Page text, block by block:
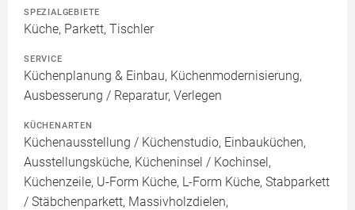
SPEZIALGEBIETE
Küche, Parkett, Tischler
SERVICE
Küchenplanung & Einbau, Küchenmodernisierung,
Ausbesserung / Reparatur, Verlegen
KÜCHENARTEN
Küchenausstellung / Küchenstudio, Einbauküchen,
Ausstellungsküche, Kücheninsel / Kochinsel,
Küchenzeile, U-Form Küche, L-Form Küche, Stabparkett
/ Stäbchenparkett, Massivholzdielen,